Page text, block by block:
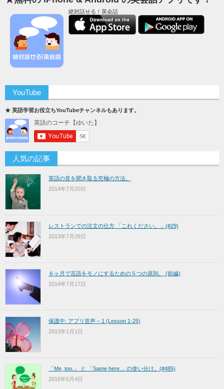
絶対話せる！英会話
YouTube
★ 英語学習お役立ちYouTubeチャンネルもあります。
人気の記事
英語の音を聞き取る究極の方法。
2014年7月20日
レストランでの注文の仕方 「これください。」(#29)
2013年7月29日
６ヶ月で言語をモノにするための５つの原則。 (前編)
2014年7月17日
保護中: アプリ音声 – 1 (Lesson 1-25)
2013年1月1日
「Me, too.」 と 「Same here.」の使い分け。(#485)
2016年5月4日